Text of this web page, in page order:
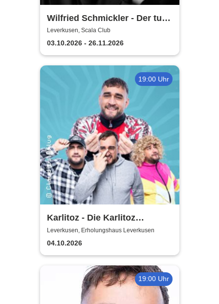
Wilfried Schmickler - Der tut's
noch
Leverkusen, Scala Club
03.10.2026 - 26.11.2026
19:00 Uhr
Karlitoz - Die Karlitoz
Supershow
Leverkusen, Erholungshaus Leverkusen
04.10.2026
19:00 Uhr